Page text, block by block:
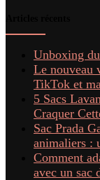
Unboxing
Le nouveau
TikTok et
5 Sacs
Craquer
Sac Prada
animaliers :
Comment
avec un sac